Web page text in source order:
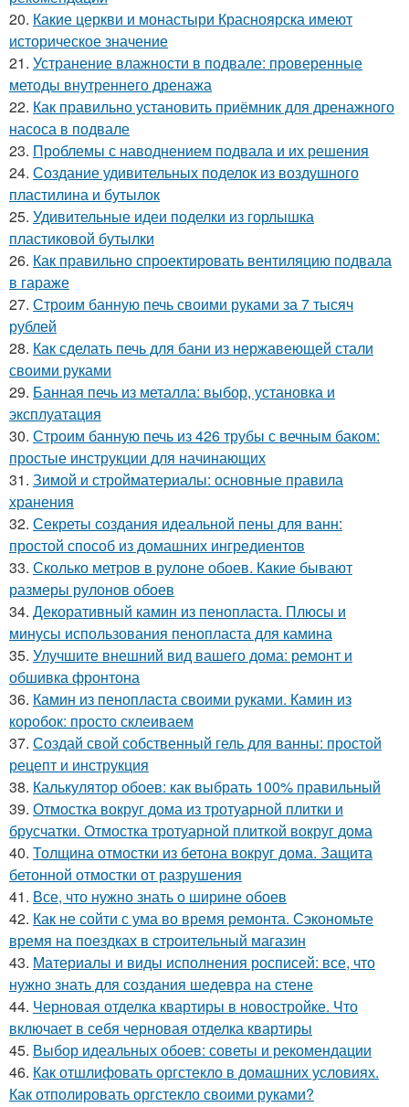
20. Какие церкви и монастыри Красноярска имеют
историческое значение
21. Устранение влажности в подвале: проверенные
методы внутреннего дренажа
22. Как правильно установить приёмник для дренажного
насоса в подвале
23. Проблемы с наводнением подвала и их решения
24. Создание удивительных поделок из воздушного
пластилина и бутылок
25. Удивительные идеи поделки из горлышка
пластиковой бутылки
26. Как правильно спроектировать вентиляцию подвала
в гараже
27. Строим банную печь своими руками за 7 тысяч
рублей
28. Как сделать печь для бани из нержавеющей стали
своими руками
29. Банная печь из металла: выбор, установка и
эксплуатация
30. Строим банную печь из 426 трубы с вечным баком:
простые инструкции для начинающих
31. Зимой и стройматериалы: основные правила
хранения
32. Секреты создания идеальной пены для ванн:
простой способ из домашних ингредиентов
33. Сколько метров в рулоне обоев. Какие бывают
размеры рулонов обоев
34. Декоративный камин из пенопласта. Плюсы и
минусы использования пенопласта для камина
35. Улучшите внешний вид вашего дома: ремонт и
обшивка фронтона
36. Камин из пенопласта своими руками. Камин из
коробок: просто склеиваем
37. Создай свой собственный гель для ванны: простой
рецепт и инструкция
38. Калькулятор обоев: как выбрать 100% правильный
39. Отмостка вокруг дома из тротуарной плитки и
брусчатки. Отмостка тротуарной плиткой вокруг дома
40. Толщина отмостки из бетона вокруг дома. Защита
бетонной отмостки от разрушения
41. Все, что нужно знать о ширине обоев
42. Как не сойти с ума во время ремонта. Сэкономьте
время на поездках в строительный магазин
43. Материалы и виды исполнения росписей: все, что
нужно знать для создания шедевра на стене
44. Черновая отделка квартиры в новостройке. Что
включает в себя черновая отделка квартиры
45. Выбор идеальных обоев: советы и рекомендации
46. Как отшлифовать оргстекло в домашних условиях.
Как отполировать оргстекло своими руками?